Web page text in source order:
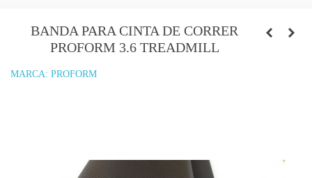
BANDA PARA CINTA DE CORRER
PROFORM 3.6 TREADMILL
MARCA: PROFORM